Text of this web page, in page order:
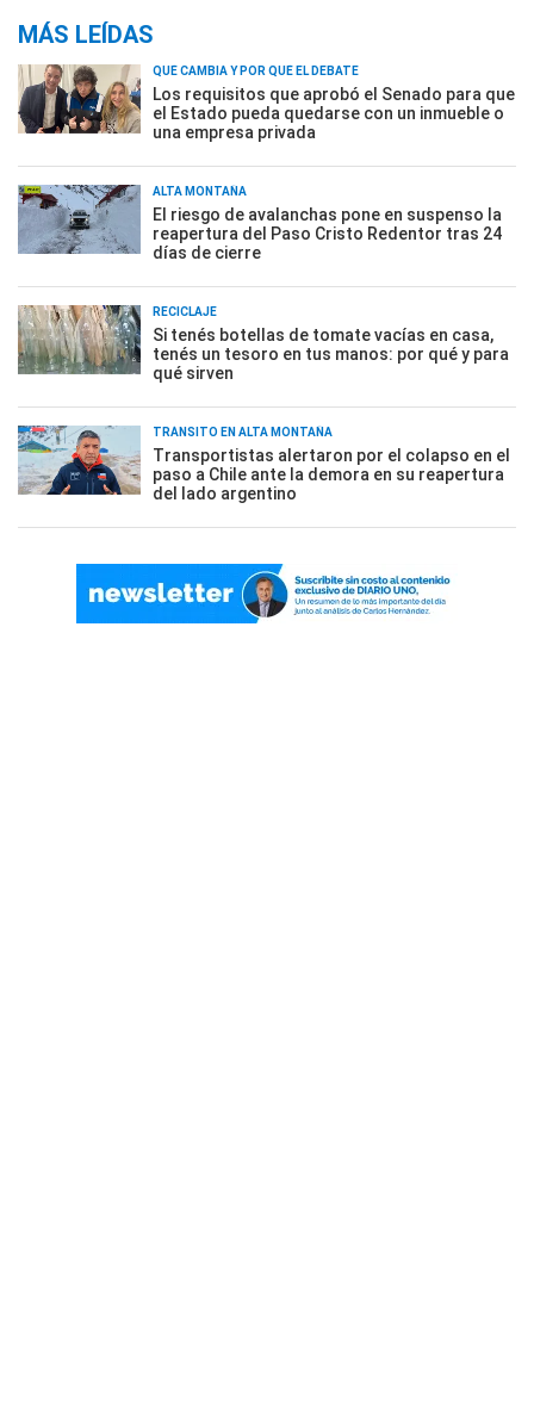
MÁS LEÍDAS
QUÉ CAMBIA Y POR QUÉ EL DEBATE
Los requisitos que aprobó el Senado para que
el Estado pueda quedarse con un inmueble o
una empresa privada
ALTA MONTAÑA
El riesgo de avalanchas pone en suspenso la
reapertura del Paso Cristo Redentor tras 24
días de cierre
RECICLAJE
Si tenés botellas de tomate vacías en casa,
tenés un tesoro en tus manos: por qué y para
qué sirven
TRÁNSITO EN ALTA MONTAÑA
Transportistas alertaron por el colapso en el
paso a Chile ante la demora en su reapertura
del lado argentino